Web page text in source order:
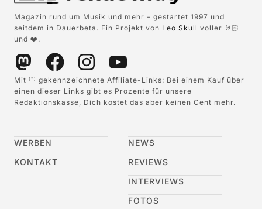
Magazin rund um Musik und mehr – gestartet 1997 und
seitdem in Dauerbeta. Ein Projekt von Leo Skull voller 🤘🏻
und ❤️.
Mit (*)
gekennzeichnete Affiliate-Links: Bei einem Kauf über
einen dieser Links gibt es Prozente für unsere
Redaktionskasse, Dich kostet das aber keinen Cent mehr.
WERBEN
KONTAKT
NEWS
REVIEWS
INTERVIEWS
FOTOS